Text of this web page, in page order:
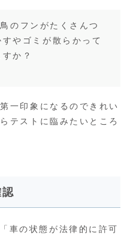
のフンがたくさんつ
やゴミが散らかって
か？
一印象になるのできれい
テストに臨みたいところ
車の状態が法律的に許可